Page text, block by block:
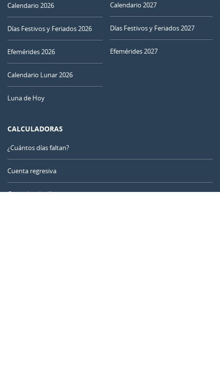
Calendario 2026
Días Festivos y Feriados 2026
Efemérides 2026
Calendario Lunar 2026
Luna de Hoy
Calendario 2027
Días Festivos y Feriados 2027
Efemérides 2027
CALCULADORAS
¿Cuántos días faltan?
Cuenta regresiva
Contador de días